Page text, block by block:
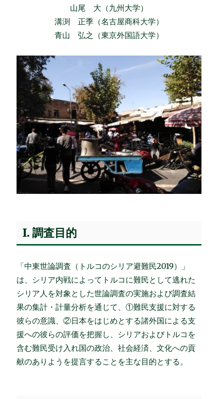
山尾 大（九州大学）
溝渕 正季（名古屋商科大学）
青山 弘之（東京外国語大学）
I. 調査目的
「中東世論調査（トルコのシリア避難民2019）」
は、シリア内戦によってトルコに難民として逃れた
シリア人を対象とした世論調査の実施および調査結
果の集計・計量分析を通じて、①難民支援に対する
彼らの意識、②日本をはじめとする諸外国による支
援への彼らの評価を把握し、シリアおよびトルコを
含む難民受け入れ国の政治、社会経済、文化への貢
献のありようを提言することを主な目的とする。